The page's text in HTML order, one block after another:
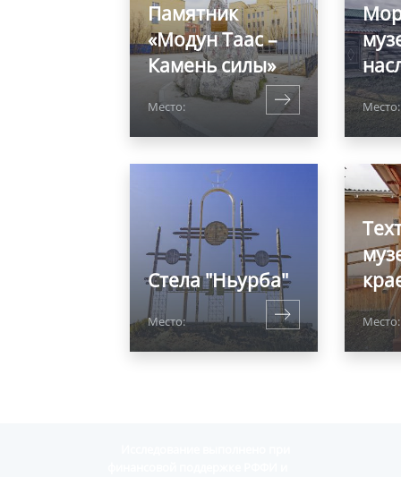
Памятник
«Модун Таас –
Камень силы»
Место:
Стела "Ньурба"
Место: